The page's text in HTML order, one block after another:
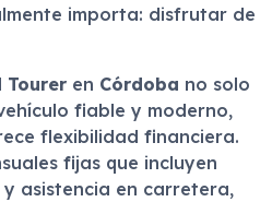
importa: disfrutar de
Tourer en Córdoba no solo
fiable y moderno,
flexibilidad financiera.
fijas que incluyen
asistencia en carretera,